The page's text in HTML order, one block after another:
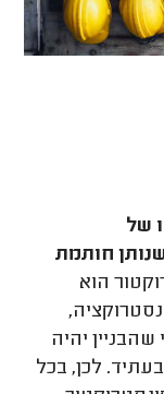
של
חותמת
הוא
יהיה
בעתיד. לכן, בכל